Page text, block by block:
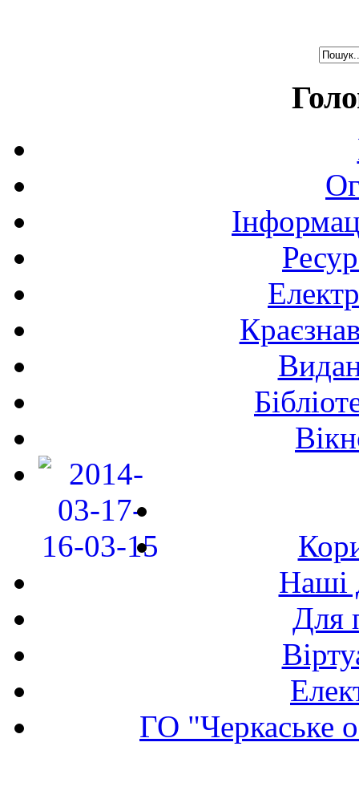
Наші
Для
ГО "Черкаське